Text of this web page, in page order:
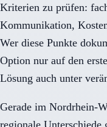
Kriterien zu prüfen:
Kommunikation,
Wer diese Punkte
Option nur auf den
Lösung auch unter
Gerade im Nordrhein-
regionale Unterschiede